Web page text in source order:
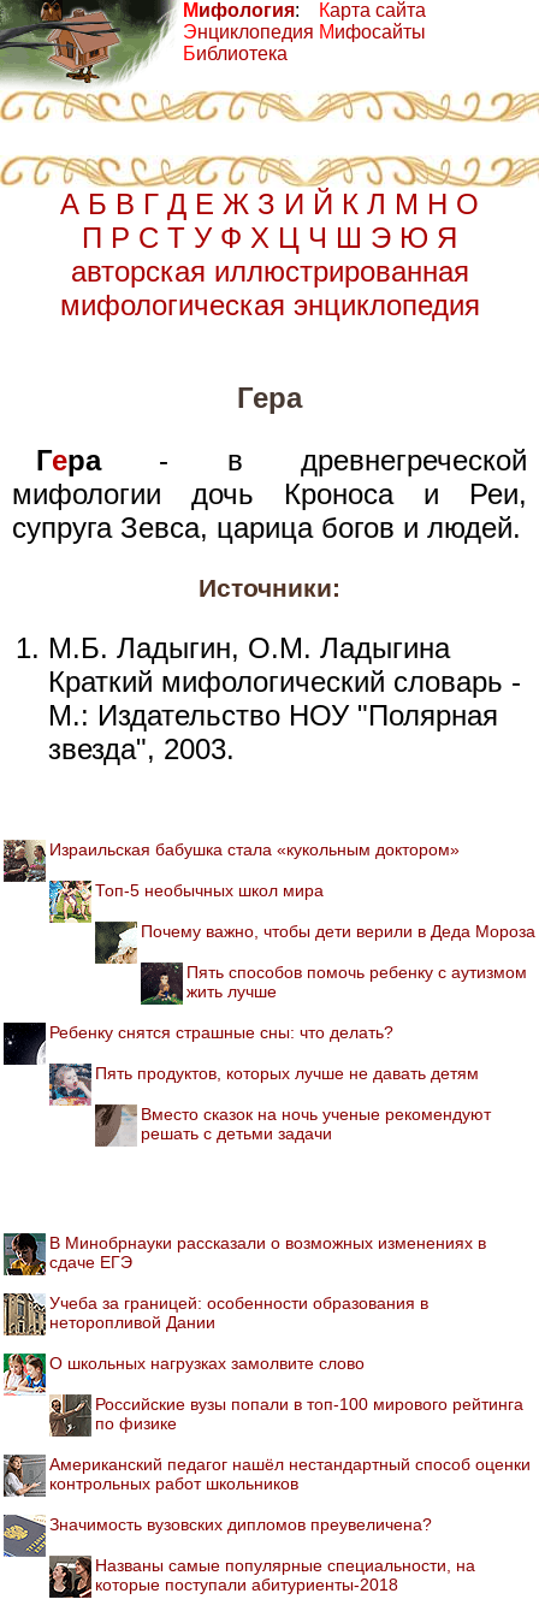
Мифология:
Энциклопедия
Библиотека
Карта сайта
Мифосайты
А Б В Г Д Е Ж З И Й К Л М Н О
П Р С Т У Ф Х Ц Ч Ш Э Ю Я
авторская иллюстрированная
мифологическая энциклопедия
Гера
Гера- в древнегреческой
мифологии дочь Кроноса и Реи,
супруга Зевса, царица богов и людей.
Источники:
М.Б. Ладыгин, О.М. Ладыгина
Краткий мифологический словарь -
М.: Издательство НОУ "Полярная
звезда", 2003.
Израильская бабушка стала «кукольным доктором»
Топ-5 необычных школ мира
Почему важно, чтобы дети верили в Деда Мороза
Пять способов помочь ребенку с аутизмом
жить лучше
Ребенку снятся страшные сны: что делать?
Пять продуктов, которых лучше не давать детям
Вместо сказок на ночь ученые рекомендуют
решать с детьми задачи
В Минобрнауки рассказали о возможных изменениях в
сдаче ЕГЭ
Учеба за границей: особенности образования в
неторопливой Дании
О школьных нагрузках замолвите слово
Российские вузы попали в топ-100 мирового рейтинга
по физике
Американский педагог нашёл нестандартный способ оценки
контрольных работ школьников
Значимость вузовских дипломов преувеличена?
Названы самые популярные специальности, на
которые поступали абитуриенты-2018